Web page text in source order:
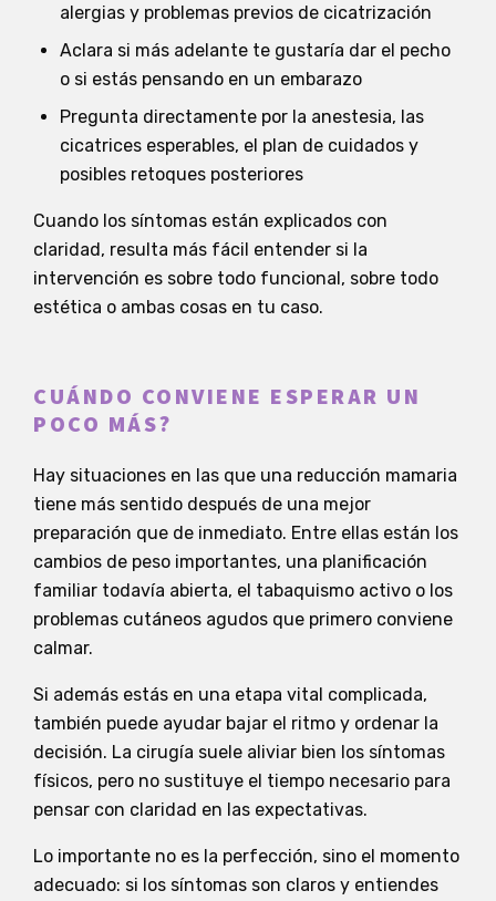
alergias y problemas previos de cicatrización
Aclara si más adelante te gustaría dar el pecho
o si estás pensando en un embarazo
Pregunta directamente por la anestesia, las
cicatrices esperables, el plan de cuidados y
posibles retoques posteriores
Cuando los síntomas están explicados con
claridad, resulta más fácil entender si la
intervención es sobre todo funcional, sobre todo
estética o ambas cosas en tu caso.
CUÁNDO CONVIENE ESPERAR UN
POCO MÁS?
Hay situaciones en las que una reducción mamaria
tiene más sentido después de una mejor
preparación que de inmediato. Entre ellas están los
cambios de peso importantes, una planificación
familiar todavía abierta, el tabaquismo activo o los
problemas cutáneos agudos que primero conviene
calmar.
Si además estás en una etapa vital complicada,
también puede ayudar bajar el ritmo y ordenar la
decisión. La cirugía suele aliviar bien los síntomas
físicos, pero no sustituye el tiempo necesario para
pensar con claridad en las expectativas.
Lo importante no es la perfección, sino el momento
adecuado: si los síntomas son claros y entiendes